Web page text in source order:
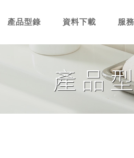
產品型錄 資料下載 服
產品